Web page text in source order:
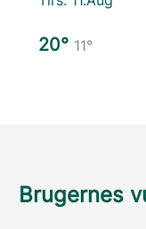
20° 11°
Brugernes